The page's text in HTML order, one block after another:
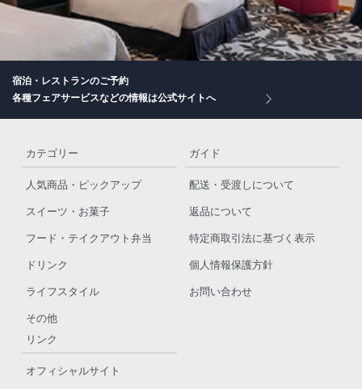
宿泊・レストランのご予約
各種フェアサービスなどの情報は公式サイトへ
カテゴリー
人気商品・ピックアップ
スイーツ・お菓子
フード・テイクアウト弁当
ドリンク
ライフスタイル
その他
ガイド
配送・受渡しについて
返品について
特定商取引法に基づく表示
個人情報保護方針
お問い合わせ
リンク
オフィシャルサイト